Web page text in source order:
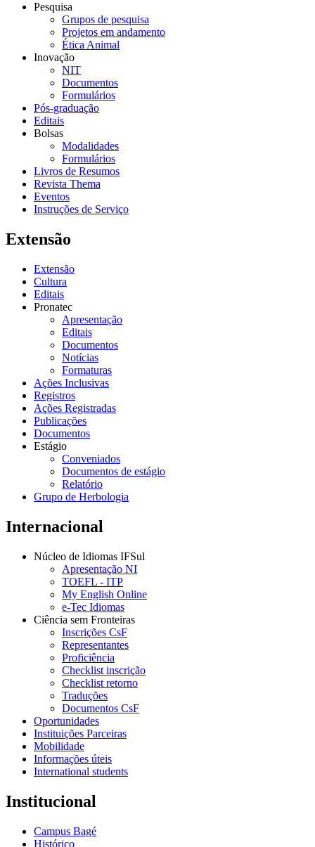
Pesquisa
Grupos de pesquisa
Projetos em andamento
Ética Animal
Inovação
NIT
Documentos
Formulários
Pós-graduação
Editais
Bolsas
Modalidades
Formulários
Livros de Resumos
Revista Thema
Eventos
Instruções de Serviço
Extensão
Extensão
Cultura
Editais
Pronatec
Apresentação
Editais
Documentos
Notícias
Formaturas
Ações Inclusivas
Registros
Ações Registradas
Publicações
Documentos
Estágio
Conveniados
Documentos de estágio
Relatório
Grupo de Herbologia
Internacional
Núcleo de Idiomas IFSul
Apresentação NI
TOEFL - ITP
My English Online
e-Tec Idiomas
Ciência sem Fronteiras
Inscrições CsF
Representantes
Proficiência
Checklist inscrição
Checklist retorno
Traduções
Documentos CsF
Oportunidades
Instituições Parceiras
Mobilidade
Informações úteis
International students
Institucional
Campus Bagé
Histórico